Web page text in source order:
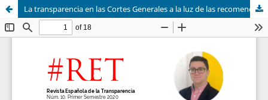
La transparencia en las Cortes Generales a la luz de las recomendaciones del Greco